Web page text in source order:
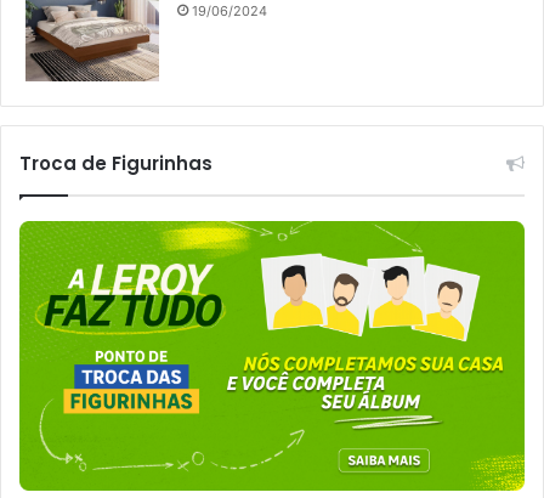
19/06/2024
Troca de Figurinhas